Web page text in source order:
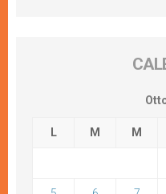
L M M